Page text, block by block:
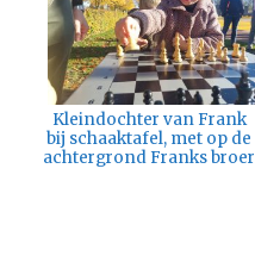
Kleindochter van Frank
bij schaaktafel, met op de
achtergrond Franks broer